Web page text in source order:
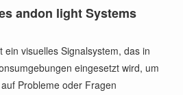
andon light Systems
ein visuelles Signalsystem, das in
eingesetzt wird, um
Probleme oder Fragen